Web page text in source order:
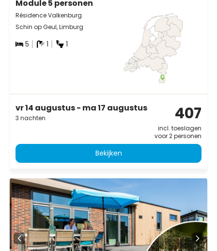
Module 5 personen
Résidence Valkenburg
Schin op Geul, Limburg
5 1 1
vr 14 augustus - ma 17 augustus
3 nachten 407
incl. toeslagen
voor 2 personen
Bekijken